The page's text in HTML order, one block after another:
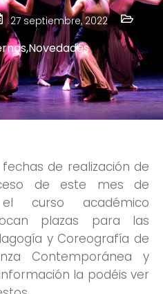
27 septiembre, 2022
,Novedades
de realización de
de este mes de
curso académico
plazas para las
y Coreografía de
Contemporánea y
la podéis ver